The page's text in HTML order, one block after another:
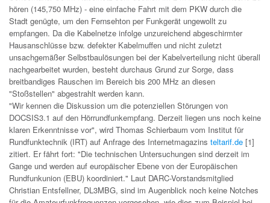
hören (145,750 MHz) - eine einfache Fahrt mit dem PKW durch die
Stadt genügte, um den Fernsehton per Funkgerät ungewollt zu
empfangen. Da die Kabelnetze infolge unzureichend abgeschirmter
Hausanschlüsse bzw. defekter Kabelmuffen und nicht zuletzt
unsachgemäßer Selbstbaulösungen bei der Kabelverteilung nicht überall
nachgearbeitet wurden, besteht durchaus Grund zur Sorge, dass
breitbandiges Rauschen im Bereich bis 200 MHz an diesen
"Stoßstellen" abgestrahlt werden kann.
"Wir kennen die Diskussion um die potenziellen Störungen von
DOCSIS3.1 auf den Hörrundfunkempfang. Derzeit liegen uns noch keine
klaren Erkenntnisse vor", wird Thomas Schierbaum vom Institut für
Rundfunktechnik (IRT) auf Anfrage des Internetmagazins teltarif.de [1]
zitiert. Er fährt fort: "Die technischen Untersuchungen sind derzeit im
Gange und werden auf europäischer Ebene von der Europäischen
Rundfunkunion (EBU) koordiniert." Laut DARC-Vorstandsmitglied
Christian Entsfellner, DL3MBG, sind im Augenblick noch keine Notches